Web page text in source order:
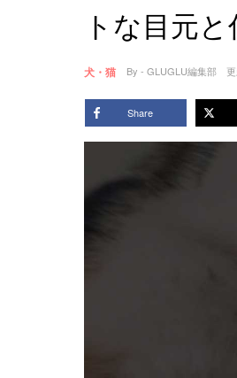
トな目元
犬・猫 By - GLUGLU編集部
Share